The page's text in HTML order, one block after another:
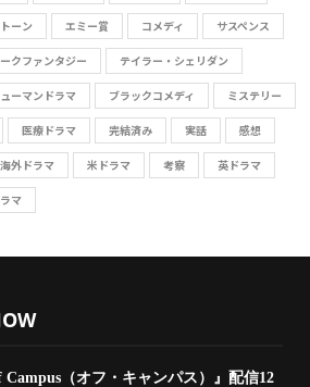
ーン エミー賞 コメディ サスペンス
クファンタジー テイラー・シェリダン
ーマンドラマ ブラックコメディ ミステリー
医療ドラマ 完結済み 実話 感想
海外ドラマ 米ドラマ 考察 英ドラマ
マ
Campus（オフ・キャンパス）』配信12